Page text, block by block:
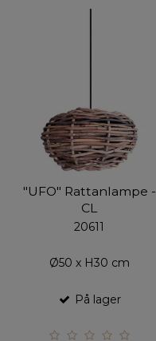
"UFO" Rattanlampe -
CL
20611
Ø50 x H30 cm
På lager